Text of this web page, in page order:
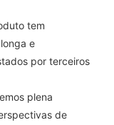
tem
e
por terceiros
plena
de